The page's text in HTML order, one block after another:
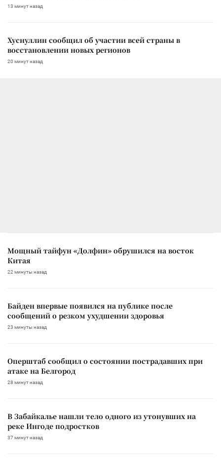
13 минут назад
Хуснуллин сообщил об участии всей страны в
восстановлении новых регионов
20 минут назад
Мощный тайфун «Долфин» обрушился на восток
Китая
22 минуты назад
Байден впервые появился на публике после
сообщений о резком ухудшении здоровья
23 минуты назад
Оперштаб сообщил о состоянии пострадавших при
атаке на Белгород
28 минут назад
В Забайкалье нашли тело одного из утонувших на
реке Ингоде подростков
37 минут назад